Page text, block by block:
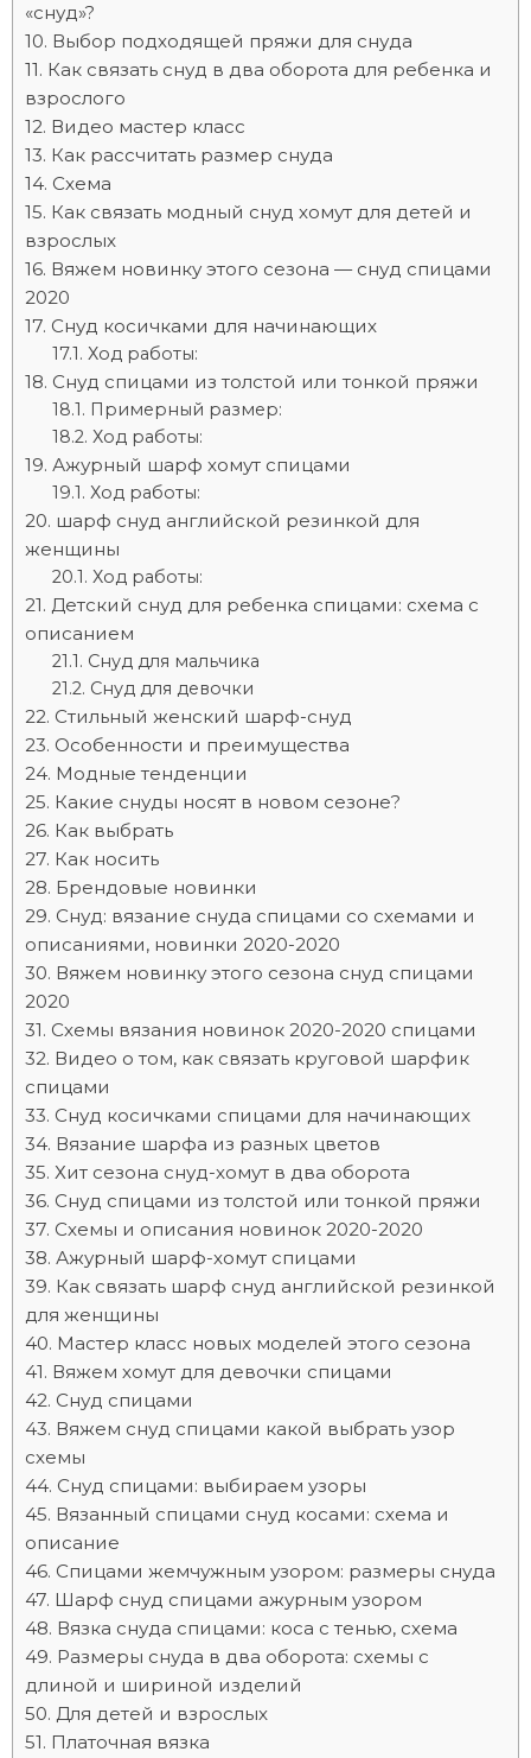
«снуд»?
Выбор подходящей пряжи для снуда
Как связать снуд в два оборота для ребенка и
взрослого
Видео мастер класс
Как рассчитать размер снуда
Схема
Как связать модный снуд хомут для детей и
взрослых
Вяжем новинку этого сезона — снуд спицами
2020
Снуд косичками для начинающих
Ход работы:
Снуд спицами из толстой или тонкой пряжи
Примерный размер:
Ход работы:
Ажурный шарф хомут спицами
Ход работы:
шарф снуд английской резинкой для
женщины
Ход работы:
Детский снуд для ребенка спицами: схема с
описанием
Снуд для мальчика
Снуд для девочки
Стильный женский шарф-снуд
Особенности и преимущества
Модные тенденции
Какие снуды носят в новом сезоне?
Как выбрать
Как носить
Брендовые новинки
Снуд: вязание снуда спицами со схемами и
описаниями, новинки 2020-2020
Вяжем новинку этого сезона снуд спицами
2020
Схемы вязания новинок 2020-2020 спицами
Видео о том, как связать круговой шарфик
спицами
Снуд косичками спицами для начинающих
Вязание шарфа из разных цветов
Хит сезона снуд-хомут в два оборота
Снуд спицами из толстой или тонкой пряжи
Схемы и описания новинок 2020-2020
Ажурный шарф-хомут спицами
Как связать шарф снуд английской резинкой
для женщины
Мастер класс новых моделей этого сезона
Вяжем хомут для девочки спицами
Снуд спицами
Вяжем снуд спицами какой выбрать узор
схемы
Снуд спицами: выбираем узоры
Вязанный спицами снуд косами: схема и
описание
Спицами жемчужным узором: размеры снуда
Шарф снуд спицами ажурным узором
Вязка снуда спицами: коса с тенью, схема
Размеры снуда в два оборота: схемы с
длиной и шириной изделий
Для детей и взрослых
Платочная вязка